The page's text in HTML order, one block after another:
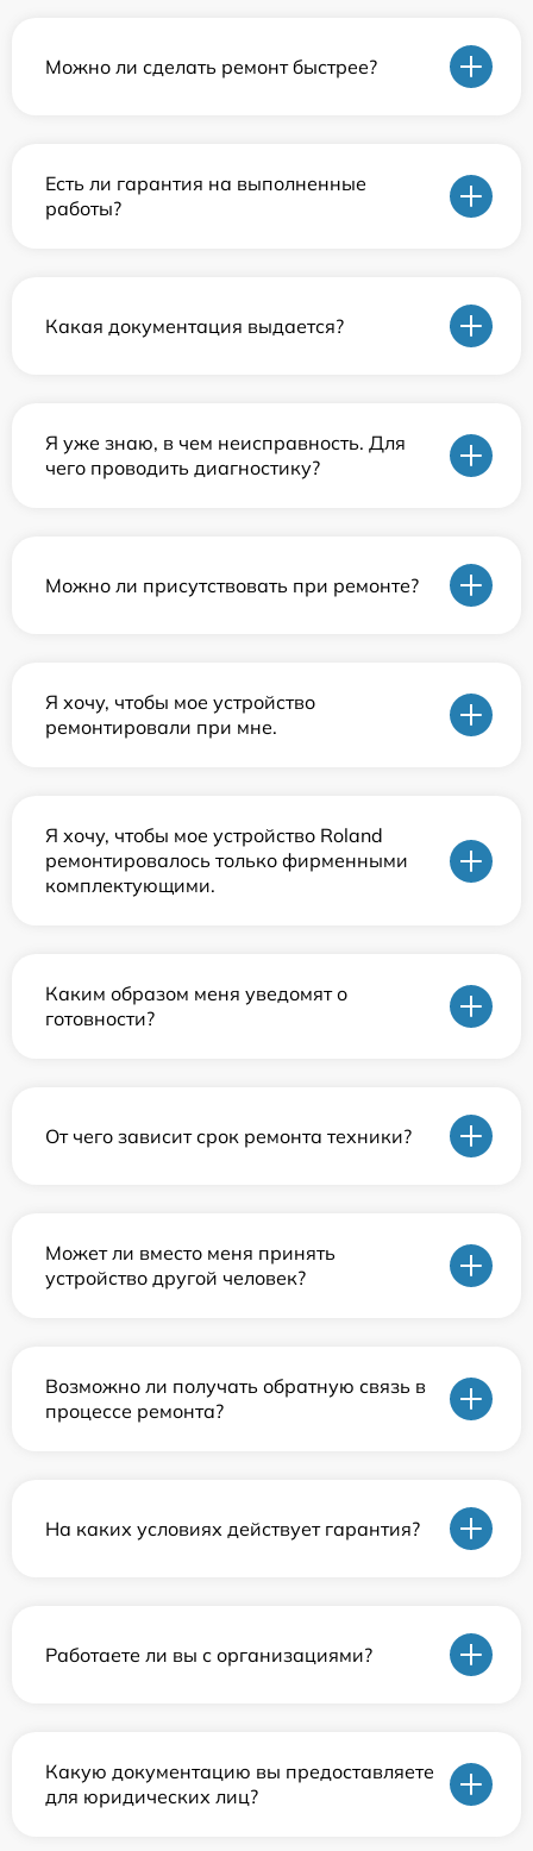
Можно ли сделать ремонт быстрее?
Есть ли гарантия на выполненные
работы?
Какая документация выдается?
Я уже знаю, в чем неисправность. Для
чего проводить диагностику?
Можно ли присутствовать при ремонте?
Я хочу, чтобы мое устройство
ремонтировали при мне.
Я хочу, чтобы мое устройство Roland
ремонтировалось только фирменными
комплектующими.
Каким образом меня уведомят о
готовности?
От чего зависит срок ремонта техники?
Может ли вместо меня принять
устройство другой человек?
Возможно ли получать обратную связь в
процессе ремонта?
На каких условиях действует гарантия?
Работаете ли вы с организациями?
Какую документацию вы предоставляете
для юридических лиц?